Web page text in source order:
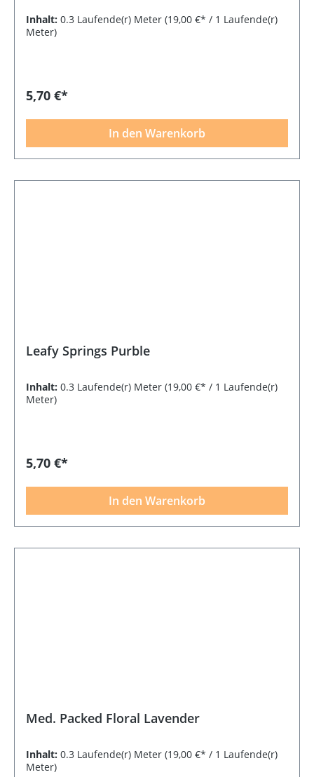
Inhalt: 0.3 Laufende(r) Meter (19,00 €* / 1 Laufende(r)
Meter)
5,70 €*
In den Warenkorb
Leafy Springs Purble
Inhalt: 0.3 Laufende(r) Meter (19,00 €* / 1 Laufende(r)
Meter)
5,70 €*
In den Warenkorb
Med. Packed Floral Lavender
Inhalt: 0.3 Laufende(r) Meter (19,00 €* / 1 Laufende(r)
Meter)